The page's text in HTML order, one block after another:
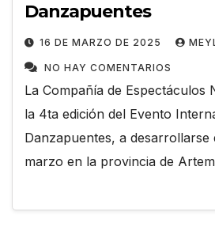
Danzapuentes
16 DE MARZO DE 2025
NO HAY COMENTARIOS
La Compañía de Espectáculos
la 4ta edición del Evento
Danzapuentes, a desarrollarse
marzo en la provincia de